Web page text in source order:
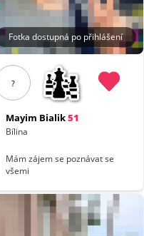
Fotka dostupná po přihlášení
?
Mayim Bialik51
Bílina
Mám zájem se poznávat se
všemi